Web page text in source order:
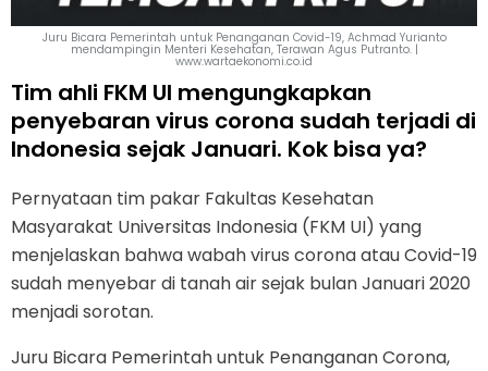
Juru Bicara Pemerintah untuk Penanganan Covid-19, Achmad Yurianto
mendampingin Menteri Kesehatan, Terawan Agus Putranto. |
www.wartaekonomi.co.id
Tim ahli FKM UI mengungkapkan
penyebaran virus corona sudah terjadi di
Indonesia sejak Januari. Kok bisa ya?
Pernyataan tim pakar Fakultas Kesehatan
Masyarakat Universitas Indonesia (FKM UI) yang
menjelaskan bahwa wabah virus corona atau Covid-19
sudah menyebar di tanah air sejak bulan Januari 2020
menjadi sorotan.
Juru Bicara Pemerintah untuk Penanganan Corona,